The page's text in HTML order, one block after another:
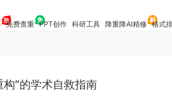
免费查重 PPT创作 科研工具 降重降AI精修 格式
”的学术自救指南